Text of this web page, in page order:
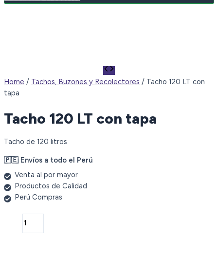
Home / Tachos, Buzones y Recolectores / Tacho 120 LT con
tapa
Tacho 120 LT con tapa
Tacho de 120 litros
🇵🇪 Envíos a todo el Perú
Venta al por mayor
Productos de Calidad
Perú Compras